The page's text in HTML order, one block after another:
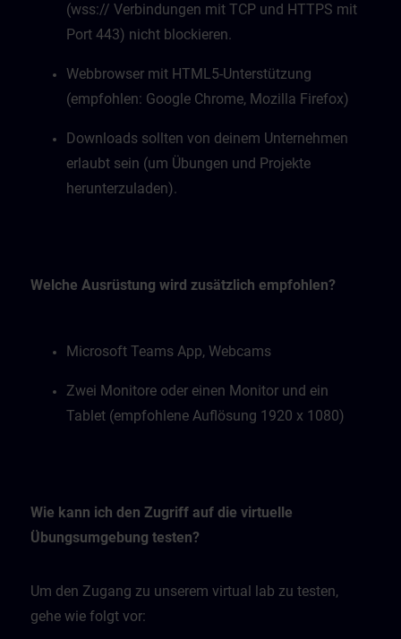
(wss:// Verbindungen mit TCP und HTTPS mit
Port 443) nicht blockieren.
Webbrowser mit HTML5-Unterstützung
(empfohlen: Google Chrome, Mozilla Firefox)
Downloads sollten von deinem Unternehmen
erlaubt sein (um Übungen und Projekte
herunterzuladen).
Welche Ausrüstung wird zusätzlich empfohlen?
Microsoft Teams App, Webcams
Zwei Monitore oder einen Monitor und ein
Tablet (empfohlene Auflösung 1920 x 1080)
Wie kann ich den Zugriff auf die virtuelle
Übungsumgebung testen?
Um den Zugang zu unserem virtual lab zu testen,
gehe wie folgt vor: